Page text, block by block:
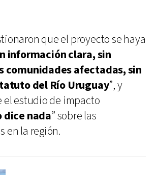
que el proyecto se haya
información clara, sin
comunidades afectadas, sin
del Río Uruguay”, y
el estudio de impacto
dice nada” sobre las
en la región.